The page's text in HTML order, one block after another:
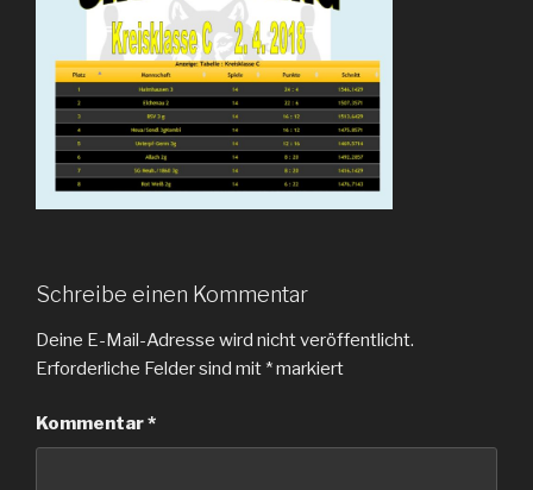
Schreibe einen Kommentar
Deine E-Mail-Adresse wird nicht veröffentlicht.
Erforderliche Felder sind mit *markiert
Kommentar*